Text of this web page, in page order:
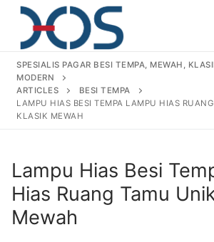
Home
About Us
SPESIALIS PAGAR BESI TEMPA, MEWAH,
MODERN
ARTICLES
BESI TEMPA
LAMPU HIAS BESI TEMPA LAMPU HIAS
KLASIK MEWAH
Lampu Hias Besi
Hias Ruang Tamu
Mewah